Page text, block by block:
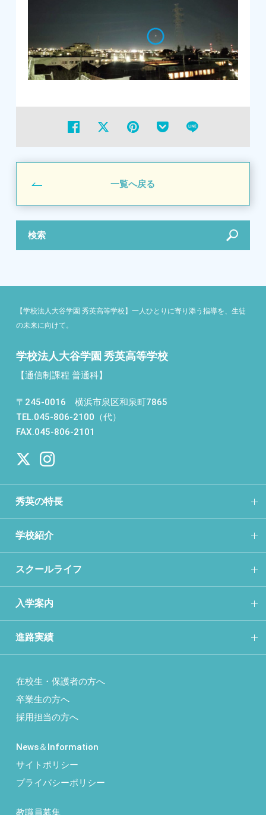
一覧へ戻る
検索
【学校法人大谷学園 秀英高等学校】一人ひとりに寄り添う指導を、生徒
の未来に向けて。
学校法人大谷学園 秀英高等学校
【通信制課程 普通科】
〒245-0016 横浜市泉区和泉町7865
TEL.045-806-2100（代）
FAX.045-806-2101
秀英の特長
学校紹介
スクールライフ
入学案内
進路実績
在校生・保護者の方へ
卒業生の方へ
採用担当の方へ
News＆Information
サイトポリシー
プライバシーポリシー
教職員募集